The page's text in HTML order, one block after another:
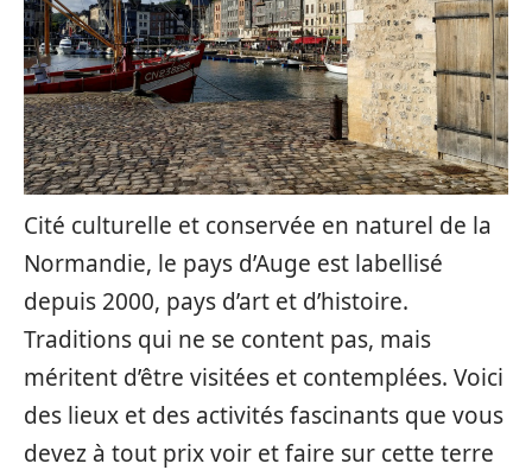
Cité culturelle et conservée en naturel de la
Normandie, le pays d’Auge est labellisé
depuis 2000, pays d’art et d’histoire.
Traditions qui ne se content pas, mais
méritent d’être visitées et contemplées. Voici
des lieux et des activités fascinants que vous
devez à tout prix voir et faire sur cette terre